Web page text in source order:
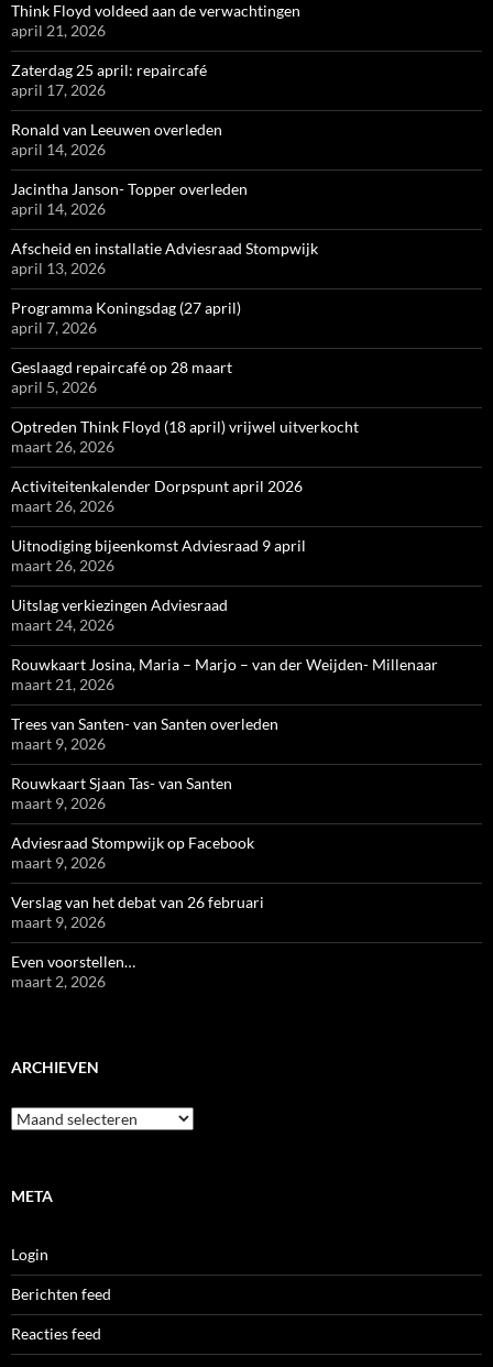
Think Floyd voldeed aan de verwachtingen
april 21, 2026
Zaterdag 25 april: repaircafé
april 17, 2026
Ronald van Leeuwen overleden
april 14, 2026
Jacintha Janson- Topper overleden
april 14, 2026
Afscheid en installatie Adviesraad Stompwijk
april 13, 2026
Programma Koningsdag (27 april)
april 7, 2026
Geslaagd repaircafé op 28 maart
april 5, 2026
Optreden Think Floyd (18 april) vrijwel uitverkocht
maart 26, 2026
Activiteitenkalender Dorpspunt april 2026
maart 26, 2026
Uitnodiging bijeenkomst Adviesraad 9 april
maart 26, 2026
Uitslag verkiezingen Adviesraad
maart 24, 2026
Rouwkaart Josina, Maria – Marjo – van der Weijden- Millenaar
maart 21, 2026
Trees van Santen- van Santen overleden
maart 9, 2026
Rouwkaart Sjaan Tas- van Santen
maart 9, 2026
Adviesraad Stompwijk op Facebook
maart 9, 2026
Verslag van het debat van 26 februari
maart 9, 2026
Even voorstellen…
maart 2, 2026
ARCHIEVEN
Archieven
META
Login
Berichten feed
Reacties feed